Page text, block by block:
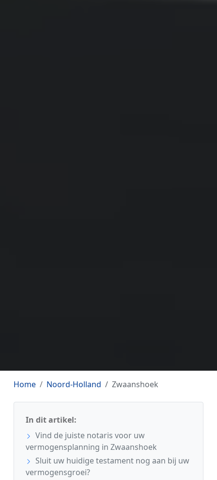
Home Noord-Holland Zwaanshoek
In dit artikel:
Vind de juiste notaris voor uw
vermogensplanning in Zwaanshoek
Sluit uw huidige testament nog aan bij uw
vermogensgroei?